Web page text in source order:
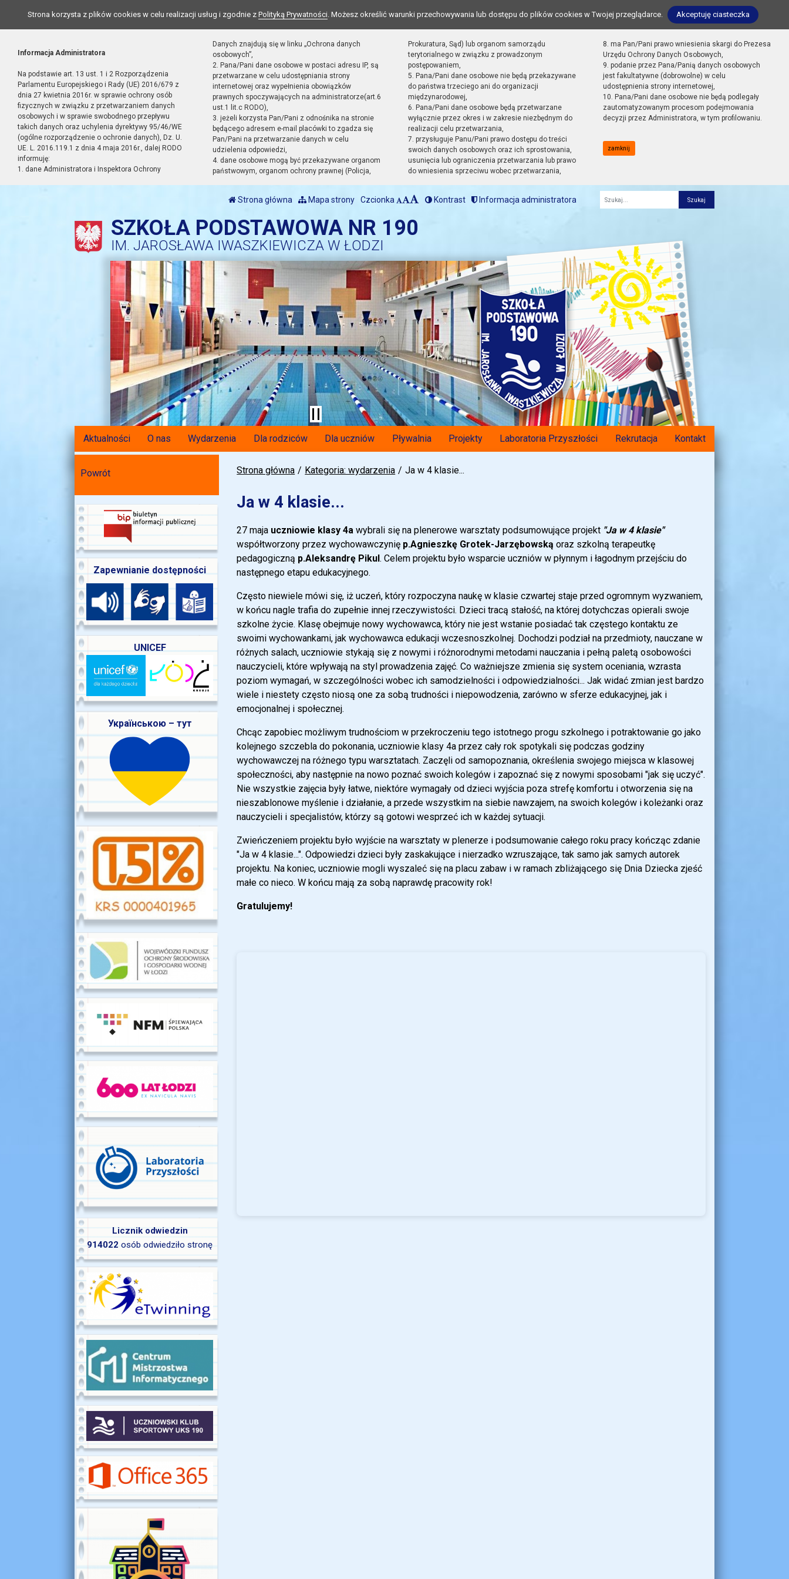
Strona korzysta z plików cookies w celu realizacji usług i zgodnie z Polityką Prywatności. Możesz określić warunki przechowywania lub dostępu do plików cookies w Twojej przeglądarce. Akceptuję ciasteczka
Informacja Administratora
Na podstawie art. 13 ust. 1 i 2 Rozporządzenia
Parlamentu Europejskiego i Rady (UE) 2016/679 z
dnia 27 kwietnia 2016r. w sprawie ochrony osób
fizycznych w związku z przetwarzaniem danych
osobowych i w sprawie swobodnego przepływu
takich danych oraz uchylenia dyrektywy 95/46/WE
(ogólne rozporządzenie o ochronie danych), Dz. U.
UE. L. 2016.119.1 z dnia 4 maja 2016r., dalej RODO
informuję:
1. dane Administratora i Inspektora Ochrony
Danych znajdują się w linku „Ochrona danych
osobowych”,
2. Pana/Pani dane osobowe w postaci adresu IP, są
przetwarzane w celu udostępniania strony
internetowej oraz wypełnienia obowiązków
prawnych spoczywających na administratorze(art.6
ust.1 lit.c RODO),
3. jeżeli korzysta Pan/Pani z odnośnika na stronie
będącego adresem e-mail placówki to zgadza się
Pan/Pani na przetwarzanie danych w celu
udzielenia odpowiedzi,
4. dane osobowe mogą być przekazywane organom
państwowym, organom ochrony prawnej (Policja,
Prokuratura, Sąd) lub organom samorządu
terytorialnego w związku z prowadzonym
postępowaniem,
5. Pana/Pani dane osobowe nie będą przekazywane
do państwa trzeciego ani do organizacji
międzynarodowej,
6. Pana/Pani dane osobowe będą przetwarzane
wyłącznie przez okres i w zakresie niezbędnym do
realizacji celu przetwarzania,
7. przysługuje Panu/Pani prawo dostępu do treści
swoich danych osobowych oraz ich sprostowania,
usunięcia lub ograniczenia przetwarzania lub prawo
do wniesienia sprzeciwu wobec przetwarzania,
8. ma Pan/Pani prawo wniesienia skargi do Prezesa
Urzędu Ochrony Danych Osobowych,
9. podanie przez Pana/Panią danych osobowych
jest fakultatywne (dobrowolne) w celu
udostępnienia strony internetowej,
10. Pana/Pani dane osobowe nie będą podlegały
zautomatyzowanym procesom podejmowania
decyzji przez Administratora, w tym profilowaniu.
zamknij
Strona główna Mapa strony Czcionka Kontrast Informacja administratora
Fraza
SZKOŁA PODSTAWOWA NR 190
IM. JAROSŁAWA IWASZKIEWICZA W ŁODZI
Aktualności O nas Wydarzenia Dla rodziców Dla uczniów Pływalnia Projekty Laboratoria Przyszłości Rekrutacja Kontakt
Strona główna Kategoria: wydarzenia Ja w 4 klasie...
Ja w 4 klasie...
27 maja uczniowie klasy 4a wybrali się na plenerowe warsztaty podsumowujące projekt "Ja w 4 klasie"
współtworzony przez wychowawczynię p.Agnieszkę Grotek-Jarzębowską oraz szkolną terapeutkę
pedagogiczną p.Aleksandrę Pikul. Celem projektu było wsparcie uczniów w płynnym i łagodnym przejściu do
następnego etapu edukacyjnego.
Często niewiele mówi się, iż uczeń, który rozpoczyna naukę w klasie czwartej staje przed ogromnym wyzwaniem,
w końcu nagle trafia do zupełnie innej rzeczywistości. Dzieci tracą stałość, na której dotychczas opierali swoje
szkolne życie. Klasę obejmuje nowy wychowawca, który nie jest wstanie posiadać tak częstego kontaktu ze
swoimi wychowankami, jak wychowawca edukacji wczesnoszkolnej. Dochodzi podział na przedmioty, nauczane w
różnych salach, uczniowie stykają się z nowymi i różnorodnymi metodami nauczania i pełną paletą osobowości
nauczycieli, które wpływają na styl prowadzenia zajęć. Co ważniejsze zmienia się system oceniania, wzrasta
poziom wymagań, w szczególności wobec ich samodzielności i odpowiedzialności... Jak widać zmian jest bardzo
wiele i niestety często niosą one za sobą trudności i niepowodzenia, zarówno w sferze edukacyjnej, jak i
emocjonalnej i społecznej.
Chcąc zapobiec możliwym trudnościom w przekroczeniu tego istotnego progu szkolnego i potraktowanie go jako
kolejnego szczebla do pokonania, uczniowie klasy 4a przez cały rok spotykali się podczas godziny
wychowawczej na różnego typu warsztatach. Zaczęli od samopoznania, określenia swojego miejsca w klasowej
społeczności, aby następnie na nowo poznać swoich kolegów i zapoznać się z nowymi sposobami "jak się uczyć".
Nie wszystkie zajęcia były łatwe, niektóre wymagały od dzieci wyjścia poza strefę komfortu i otworzenia się na
nieszablonowe myślenie i działanie, a przede wszystkim na siebie nawzajem, na swoich kolegów i koleżanki oraz
nauczycieli i specjalistów, którzy są gotowi wesprzeć ich w każdej sytuacji.
Zwieńczeniem projektu było wyjście na warsztaty w plenerze i podsumowanie całego roku pracy kończąc zdanie
"Ja w 4 klasie...". Odpowiedzi dzieci były zaskakujące i nierzadko wzruszające, tak samo jak samych autorek
projektu. Na koniec, uczniowie mogli wyszaleć się na placu zabaw i w ramach zbliżającego się Dnia Dziecka zjeść
małe co nieco. W końcu mają za sobą naprawdę pracowity rok!
Gratulujemy!
Powrót
Zapewnianie dostępności
UNICEF
Українською – тут
Licznik odwiedzin
914022 osób odwiedziło stronę